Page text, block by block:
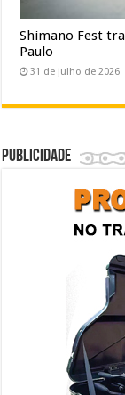
Shimano Fest
Paulo
31 de julho de 2026
Publicidade